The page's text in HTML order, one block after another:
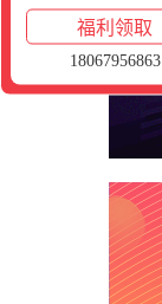
福利领取
18067956863